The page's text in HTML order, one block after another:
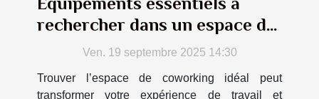
rechercher dans un espace de
coworkingVen. 19 septembre 2025 14:30
Trouver l’espace de coworking idéal peut
transformer votre expérience de travail et